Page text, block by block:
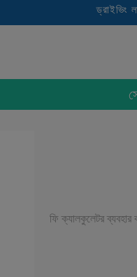
ড্রাইভিং
ফি ক্যালকুলেটর ব্যবহার